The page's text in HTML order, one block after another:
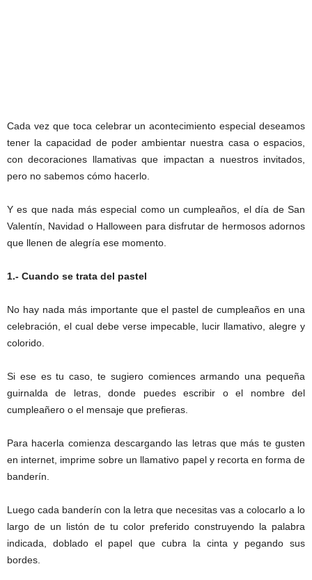
Cada vez que toca celebrar un acontecimiento especial deseamos
tener la capacidad de poder ambientar nuestra casa o espacios,
con decoraciones llamativas que impactan a nuestros invitados,
pero no sabemos cómo hacerlo.
Y es que nada más especial como un cumpleaños, el día de San
Valentín, Navidad o Halloween para disfrutar de hermosos adornos
que llenen de alegría ese momento.
1.- Cuando se trata del pastel
No hay nada más importante que el pastel de cumpleaños en una
celebración, el cual debe verse impecable, lucir llamativo, alegre y
colorido.
Si ese es tu caso, te sugiero comiences armando una pequeña
guirnalda de letras, donde puedes escribir o el nombre del
cumpleañero o el mensaje que prefieras.
Para hacerla comienza descargando las letras que más te gusten
en internet, imprime sobre un llamativo papel y recorta en forma de
banderín.
Luego cada banderín con la letra que necesitas vas a colocarlo a lo
largo de un listón de tu color preferido construyendo la palabra
indicada, doblado el papel que cubra la cinta y pegando sus
bordes.